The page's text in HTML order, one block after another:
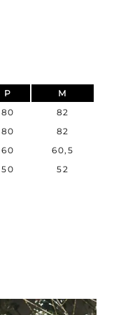
P
M
80
82
80
82
60
60,5
50 52